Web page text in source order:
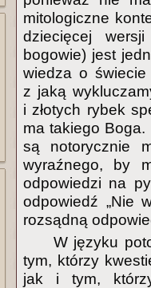
mitologiczne
dziecięcej
bogowie) jest
wiedza o
z jaką
i złotych rybek
ma takiego
są notorycznie
wyraźnego, by
odpowiedzi na
odpowiedź „Nie
rozsądną
W języku
tym, którzy
jak i tym,